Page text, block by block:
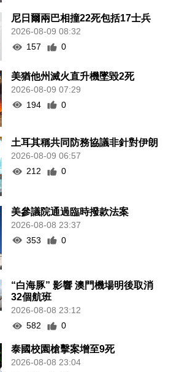
尼日爾兩巴相撞22死包括17士兵
2026-08-09 08:32
157
0
美猶他州滅火直升機墜毀2死
2026-08-09 07:29
194
0
土耳其稱共同防務協議非針對伊朗
2026-08-09 06:57
212
0
美參議院通過臨時撥款法案
2026-08-08 23:37
353
0
“白海豚” 影響 澳門機場明後取消
32個航班
2026-08-08 23:12
582
0
泰國校園槍擊案增至9死
2026-08-08 23:04